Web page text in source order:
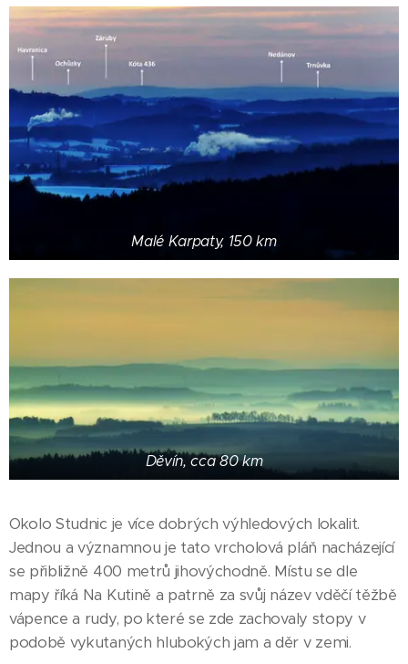
Malé Karpaty, 150 km
Děvín, cca 80 km
Okolo Studnic je více dobrých výhledových lokalit.
Jednou a významnou je tato vrcholová pláň nacházející
se přibližně 400 metrů jihovýchodně. Místu se dle
mapy říká Na Kutině a patrně za svůj název vděčí těžbě
vápence a rudy, po které se zde zachovaly stopy v
podobě vykutaných hlubokých jam a děr v zemi.